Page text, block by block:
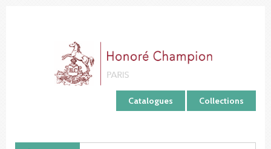
Catalogues Collections